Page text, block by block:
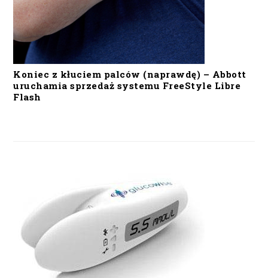
Koniec z kłuciem palców (naprawdę) – Abbott
uruchamia sprzedaż systemu FreeStyle Libre
Flash